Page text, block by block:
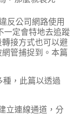
反公司網路使用
定會特地去追蹤
接方式也可以避
管捕捉到。本篇
種，此篇以透過
立連線通道，分